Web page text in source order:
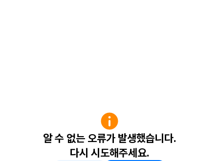
알 수 없는 오류가 발생했습니다.
다시 시도해주세요.